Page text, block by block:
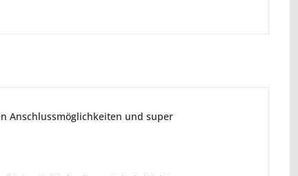
Anschlussmöglichkeiten und super